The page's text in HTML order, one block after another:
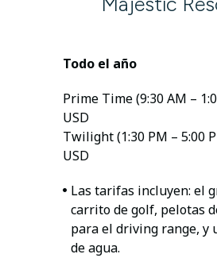
Todo el año
Prime Time (9:30 AM –
USD
Twilight (1:30 PM – 5:00
USD
Las tarifas incluyen: el
carrito de golf, pelotas
para el driving range, y
de agua.